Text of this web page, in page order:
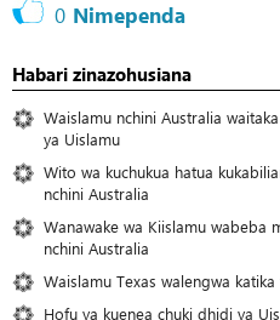
0 Nimependa
Habari zinazohusiana
Waislamu nchini Australia
ya Uislamu
Wito wa kuchukua hatua
nchini Australia
Wanawake wa Kiislamu wabeba
nchini Australia
Waislamu Texas walengwa
Hofu ya kuenea chuki dhidi ya